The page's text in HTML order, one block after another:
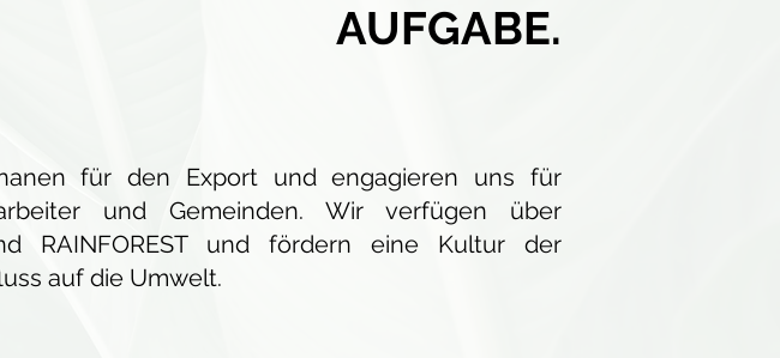
AUFGABE.
für den Export und engagieren uns für
und Gemeinden. Wir verfügen über
RAINFOREST und fördern eine Kultur der
auf die Umwelt.